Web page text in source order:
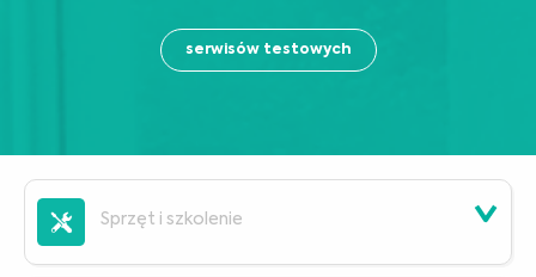
serwisów testowych
Sprzęt i szkolenie